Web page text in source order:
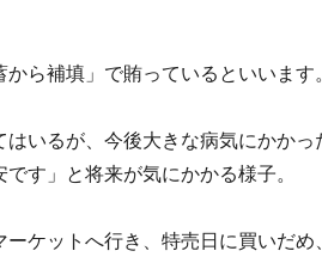
ら補填」で賄っているといいます
はいるが、今後大きな病気にかかっ
す」と将来が気にかかる様子。
ケットへ行き、特売日に買いだめ